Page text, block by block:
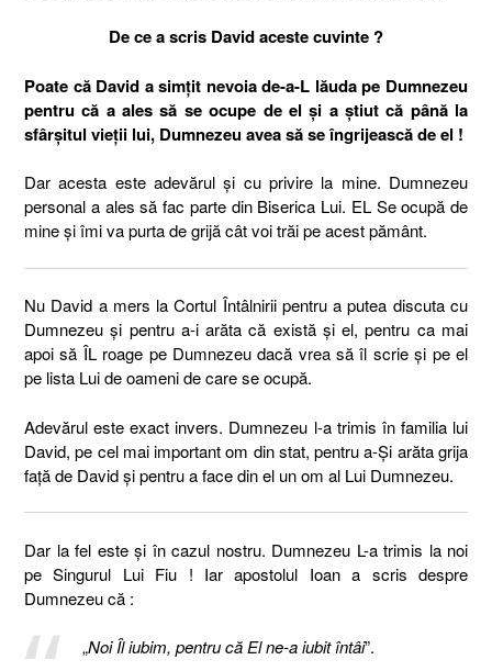
De ce a scris David aceste cuvinte ?
Poate că David a simțit nevoia de-a-L lăuda pe Dumnezeu
pentru că a ales să se ocupe de el și a știut că până la
sfârșitul vieții lui, Dumnezeu avea să se îngrijească de el !
Dar acesta este adevărul și cu privire la mine. Dumnezeu
personal a ales să fac parte din Biserica Lui. EL Se ocupă de
mine și îmi va purta de grijă cât voi trăi pe acest pământ.
Nu David a mers la Cortul Întâlnirii pentru a putea discuta cu
Dumnezeu și pentru a-i arăta că există și el, pentru ca mai
apoi să ÎL roage pe Dumnezeu dacă vrea să îl scrie și pe el
pe lista Lui de oameni de care se ocupă.
Adevărul este exact invers. Dumnezeu l-a trimis în familia lui
David, pe cel mai important om din stat, pentru a-Și arăta grija
față de David și pentru a face din el un om al Lui Dumnezeu.
Dar la fel este și în cazul nostru. Dumnezeu L-a trimis la noi
pe Singurul Lui Fiu ! Iar apostolul Ioan a scris despre
Dumnezeu că :
„Noi Îl iubim, pentru că El ne-a iubit întâi”.